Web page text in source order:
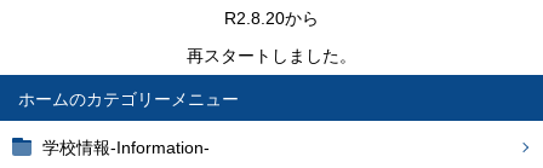
ホーム
学校情報-Information-
R2.8.20から
再スタートしました。